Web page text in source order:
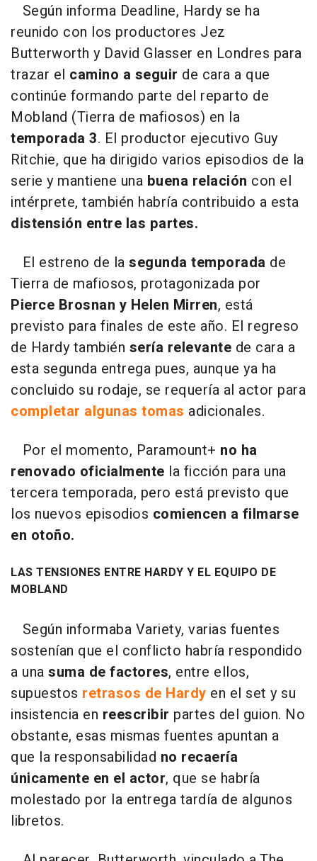
Según informa Deadline, Hardy se ha
reunido con los productores Jez
Butterworth y David Glasser en Londres para
trazar el camino a seguir de cara a que
continúe formando parte del reparto de
Mobland (Tierra de mafiosos) en la
temporada 3. El productor ejecutivo Guy
Ritchie, que ha dirigido varios episodios de la
serie y mantiene una buena relación con el
intérprete, también habría contribuido a esta
distensión entre las partes.
El estreno de la segunda temporada de
Tierra de mafiosos, protagonizada por
Pierce Brosnan y Helen Mirren, está
previsto para finales de este año. El regreso
de Hardy también sería relevante de cara a
esta segunda entrega pues, aunque ya ha
concluido su rodaje, se requería al actor para
completar algunas tomas adicionales.
Por el momento, Paramount+ no ha
renovado oficialmente la ficción para una
tercera temporada, pero está previsto que
los nuevos episodios comiencen a filmarse
en otoño.
LAS TENSIONES ENTRE HARDY Y EL EQUIPO DE
MOBLAND
Según informaba Variety, varias fuentes
sostenían que el conflicto habría respondido
a una suma de factores, entre ellos,
supuestos retrasos de Hardy en el set y su
insistencia en reescribir partes del guion. No
obstante, esas mismas fuentes apuntan a
que la responsabilidad no recaería
únicamente en el actor, que se habría
molestado por la entrega tardía de algunos
libretos.